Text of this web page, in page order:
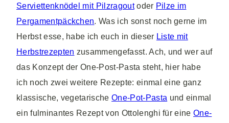
Serviettenknödel mit Pilzragoutoder Pilze im
Pergamentpäckchen. Was ich sonst noch gerne im
Herbst esse, habe ich euch in dieser Liste mit
Herbstrezepten zusammengefasst. Ach, und wer auf
das Konzept der One-Post-Pasta steht, hier habe
ich noch zwei weitere Rezepte: einmal eine ganz
klassische, vegetarischeOne-Pot-Pasta und einmal
ein fulminantes Rezept von Ottolenghi für eineOne-